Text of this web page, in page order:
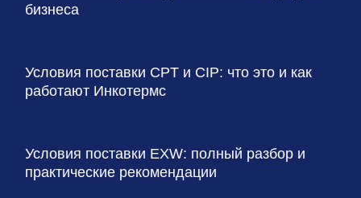
бизнеса
Условия поставки CPT и CIP: что это и как
работают Инкотермс
Условия поставки EXW: полный разбор и
практические рекомендации